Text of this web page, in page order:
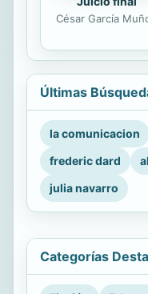
César García
Últimas
la comunicacion
frederic dard
julia navarro
Categorías